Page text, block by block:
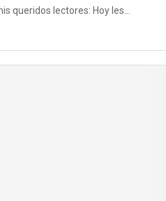
queridos lectores: Hoy les...